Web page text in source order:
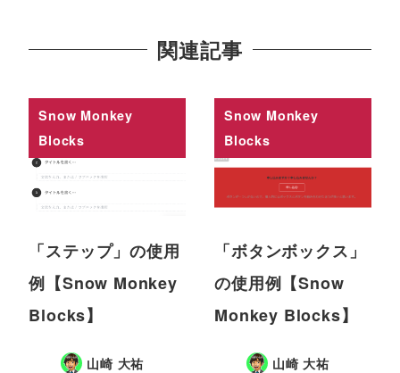
関連記事
Snow Monkey
Blocks
「ステップ」の使用
例【Snow Monkey
Blocks】
山崎 大祐
Snow Monkey
Blocks
「ボタンボックス」
の使用例【Snow
Monkey Blocks】
山崎 大祐